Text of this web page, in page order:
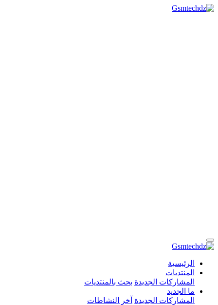
الرئيسية
المنتديات
المشاركات الجديدة بحث بالمنتديات
ما الجديد
المشاركات الجديدة آخر النشاطات